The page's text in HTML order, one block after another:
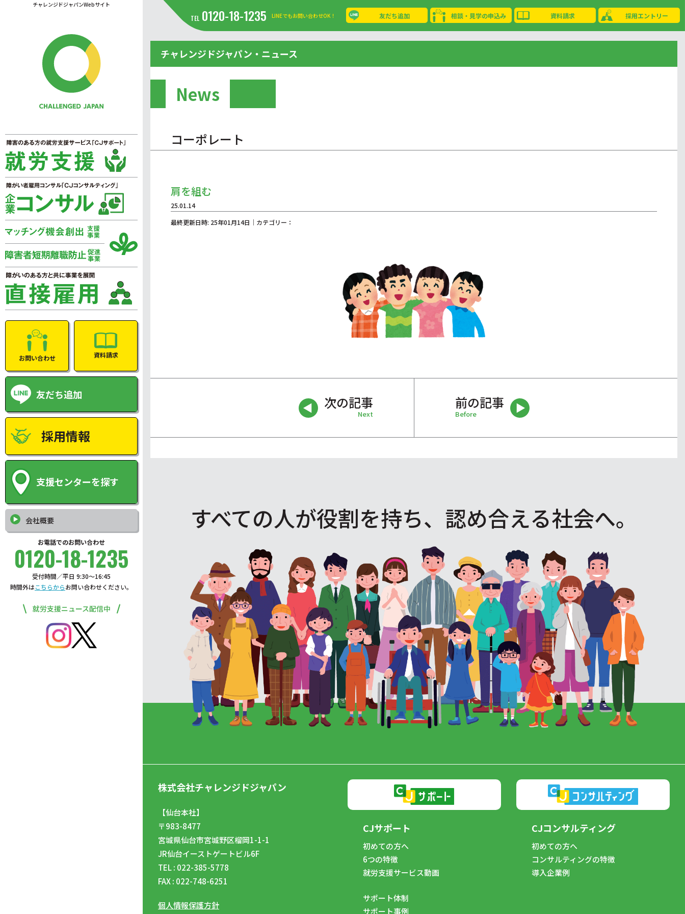
チャレンジドジャパンWebサイト
お問い合わせ 資料請求
友だち追加
採用情報
支援センターを探す
会社概要
お電話でのお問い合わせ
0120-18-1235
受付時間／平日 9:30〜16:45
時間外はこちらからお問い合わせください。
就労支援ニュース配信中
TEL 0120-18-1235 LINEでもお問い合わせOK！ 友だち追加 相談・見学の申込み 資料請求 採用エントリー
チャレンジドジャパン・ニュース
News
コーポレート
肩を組む
25.01.14
最終更新日時: 25年01月14日｜カテゴリー：
次の記事
Next
前の記事
Before
すべての人が役割を持ち、認め合える社会へ。
株式会社チャレンジドジャパン
【仙台本社】
〒983-8477
宮城県仙台市宮城野区榴岡1-1-1
JR仙台イーストゲートビル6F
TEL : 022-385-5778
FAX : 022-748-6251
個人情報保護方針
CJサポート
初めての方へ
6つの特徴
就労支援サービス動画
サポート体制
サポート事例
CJコンサルティング
初めての方へ
コンサルティングの特徴
導入企業例